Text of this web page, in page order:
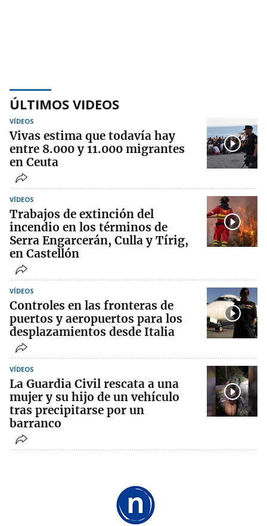
ÚLTIMOS VIDEOS
VÍDEOS
Vivas estima que todavía hay
entre 8.000 y 11.000 migrantes
en Ceuta
VÍDEOS
Trabajos de extinción del
incendio en los términos de
Serra Engarcerán, Culla y Tírig,
en Castellón
VÍDEOS
Controles en las fronteras de
puertos y aeropuertos para los
desplazamientos desde Italia
VÍDEOS
La Guardia Civil rescata a una
mujer y su hijo de un vehículo
tras precipitarse por un
barranco